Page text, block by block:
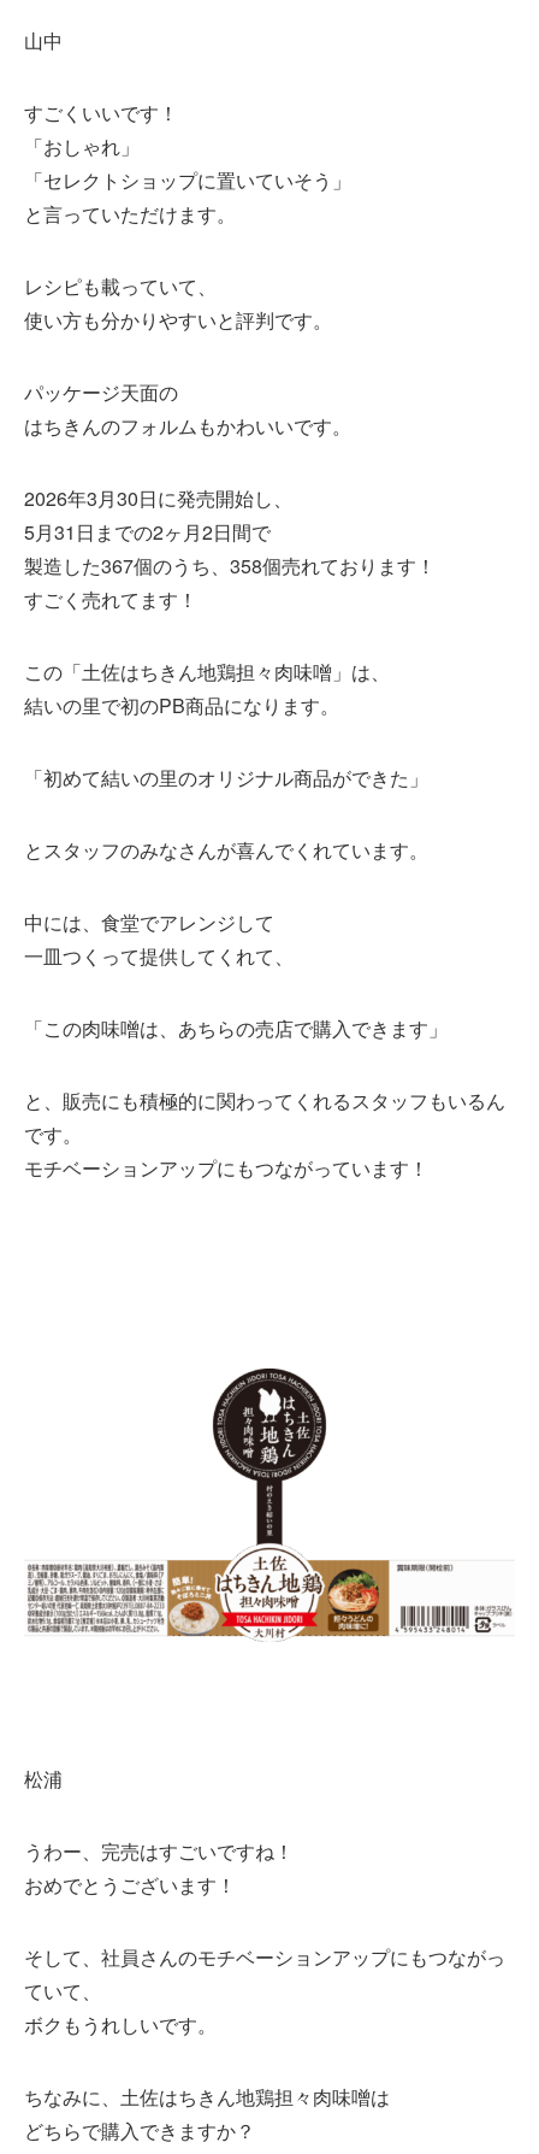
山中
すごくいいです！
「おしゃれ」
「セレクトショップに置いていそう」
と言っていただけます。
レシピも載っていて、
使い方も分かりやすいと評判です。
パッケージ天面の
はちきんのフォルムもかわいいです。
2026年3月30日に発売開始し、
5月31日までの2ヶ月2日間で
製造した367個のうち、358個売れております！
すごく売れてます！
この「土佐はちきん地鶏担々肉味噌」は、
結いの里で初のPB商品になります。
「初めて結いの里のオリジナル商品ができた」
とスタッフのみなさんが喜んでくれています。
中には、食堂でアレンジして
一皿つくって提供してくれて、
「この肉味噌は、あちらの売店で購入できます」
と、販売にも積極的に関わってくれるスタッフもいるん
です。
モチベーションアップにもつながっています！
松浦
うわー、完売はすごいですね！
おめでとうございます！
そして、社員さんのモチベーションアップにもつながっ
ていて、
ボクもうれしいです。
ちなみに、土佐はちきん地鶏担々肉味噌は
どちらで購入できますか？